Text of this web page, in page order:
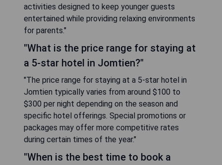
activities designed to keep younger guests
entertained while providing relaxing environments
for parents."
"What is the price range for staying at
a 5-star hotel in Jomtien?"
"The price range for staying at a 5-star hotel in
Jomtien typically varies from around $100 to
$300 per night depending on the season and
specific hotel offerings. Special promotions or
packages may offer more competitive rates
during certain times of the year."
"When is the best time to book a